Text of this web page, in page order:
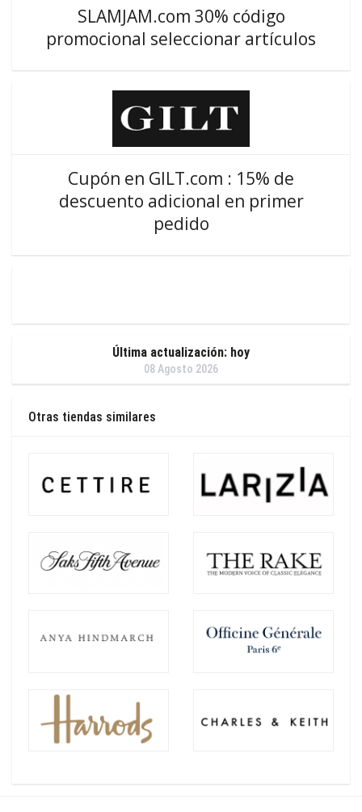
SLAMJAM.com 30% código
promocional seleccionar artículos
Cupón en GILT.com : 15% de
descuento adicional en primer
pedido
Última actualización: hoy
08 Agosto 2026
Otras tiendas similares